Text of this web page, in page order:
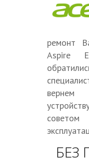
ремонт
Aspire
БЕЗ